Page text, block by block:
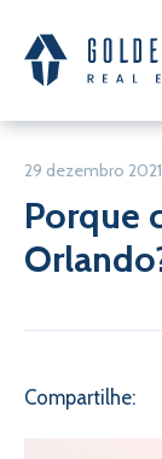
29 dezembro 2021
Porque
Compartilhe: